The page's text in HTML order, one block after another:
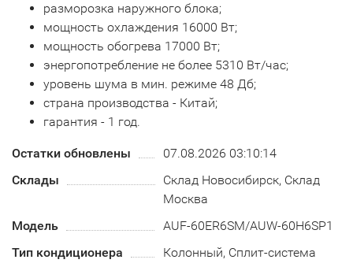
разморозка наружного блока;
мощность охлаждения 16000 Вт;
мощность обогрева 17000 Вт;
энергопотребление не более 5310 Вт/час;
уровень шума в мин. режиме 48 Дб;
страна производства - Китай;
гарантия - 1 год.
Остатки обновлены
07.08.2026 03:10:14
Склады
Склад Новосибирск, Склад
Москва
Модель
AUF-60ER6SM/AUW-60H6SP1
Тип кондиционера
Колонный, Сплит-система